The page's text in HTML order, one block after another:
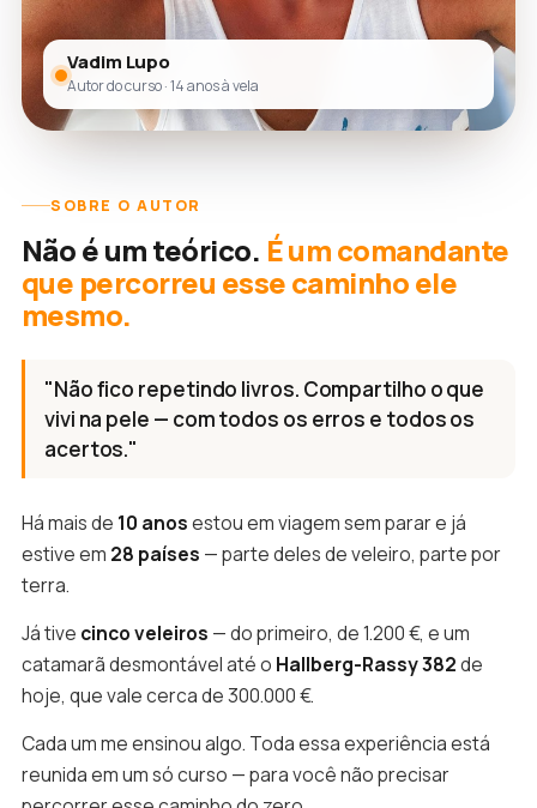
Vadim Lupo
Autor do curso · 14 anos à vela
SOBRE O AUTOR
Não é um teórico. É um comandante
que percorreu esse caminho ele
mesmo.
"Não fico repetindo livros. Compartilho o que
vivi na pele — com todos os erros e todos os
acertos."
Há mais de 10 anosestou em viagem sem parar e já
estive em 28 países — parte deles de veleiro, parte por
terra.
Já tive cinco veleiros — do primeiro, de 1.200 €, e um
catamarã desmontável até o Hallberg-Rassy 382de
hoje, que vale cerca de 300.000 €.
Cada um me ensinou algo. Toda essa experiência está
reunida em um só curso — para você não precisar